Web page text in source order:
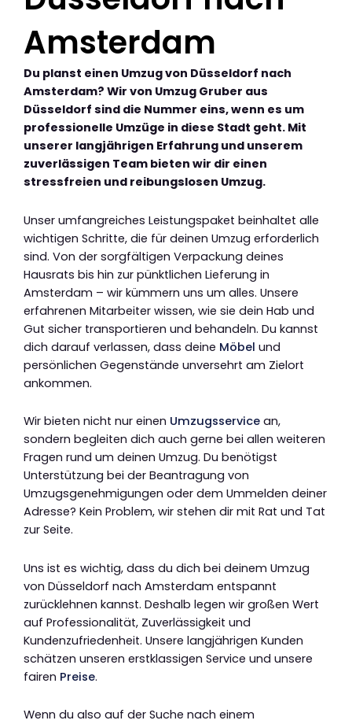
Amsterdam
Du planst einen Umzug von Düsseldorf nach
Amsterdam? Wir von Umzug Gruber aus
Düsseldorf sind die Nummer eins, wenn es um
professionelle Umzüge in diese Stadt geht. Mit
unserer langjährigen Erfahrung und unserem
zuverlässigen Team bieten wir dir einen
stressfreien und reibungslosen Umzug.
Unser umfangreiches Leistungspaket beinhaltet alle
wichtigen Schritte, die für deinen Umzug erforderlich
sind. Von der sorgfältigen Verpackung deines
Hausrats bis hin zur pünktlichen Lieferung in
Amsterdam – wir kümmern uns um alles. Unsere
erfahrenen Mitarbeiter wissen, wie sie dein Hab und
Gut sicher transportieren und behandeln. Du kannst
dich darauf verlassen, dass deine Möbel und
persönlichen Gegenstände unversehrt am Zielort
ankommen.
Wir bieten nicht nur einen Umzugsservice an,
sondern begleiten dich auch gerne bei allen weiteren
Fragen rund um deinen Umzug. Du benötigst
Unterstützung bei der Beantragung von
Umzugsgenehmigungen oder dem Ummelden deiner
Adresse? Kein Problem, wir stehen dir mit Rat und Tat
zur Seite.
Uns ist es wichtig, dass du dich bei deinem Umzug
von Düsseldorf nach Amsterdam entspannt
zurücklehnen kannst. Deshalb legen wir großen Wert
auf Professionalität, Zuverlässigkeit und
Kundenzufriedenheit. Unsere langjährigen Kunden
schätzen unseren erstklassigen Service und unsere
fairen Preise.
Wenn du also auf der Suche nach einem